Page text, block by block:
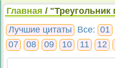
Главная / "Треугольник
стр. 3
Лучшие цитаты
Все: 01
07
08 09 10 11 12